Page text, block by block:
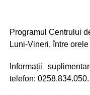
Programul Centrului
Luni-Vineri, între
Informații
telefon: 0258.834.050.